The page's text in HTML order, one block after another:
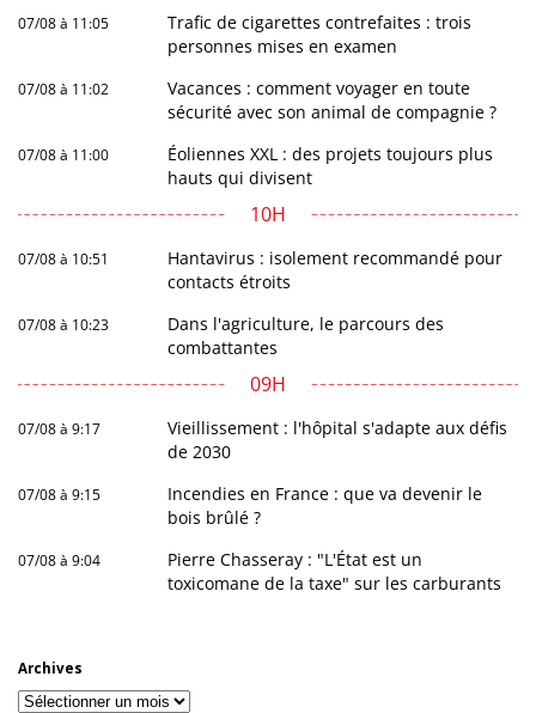
07/08 à 11:05
Trafic de cigarettes contrefaites : trois
personnes mises en examen
07/08 à 11:02
Vacances : comment voyager en toute
sécurité avec son animal de compagnie ?
07/08 à 11:00
Éoliennes XXL : des projets toujours plus
hauts qui divisent
10H
07/08 à 10:51
Hantavirus : isolement recommandé pour
contacts étroits
07/08 à 10:23
Dans l'agriculture, le parcours des
combattantes
09H
07/08 à 9:17
Vieillissement : l'hôpital s'adapte aux défis
de 2030
07/08 à 9:15
Incendies en France : que va devenir le
bois brûlé ?
07/08 à 9:04
Pierre Chasseray : "L'État est un
toxicomane de la taxe" sur les carburants
Archives
Archives